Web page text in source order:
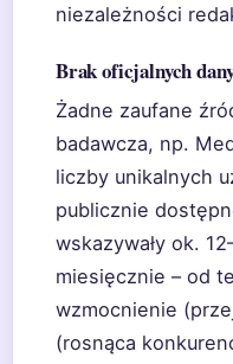
niezależności
Brak oficjalnych
Żadne zaufane
badawcza, np.
liczby unikalnych
publicznie
wskazywały ok.
miesięcznie – od
wzmocnienie
(rosnąca